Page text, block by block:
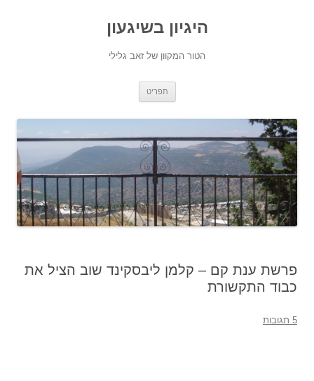
היגיון בשיגעון
הטור המקוון של זאב גלילי
תפריט
פרשת ענת קם – קלמן ליבסקינד שוב הציל את
כבוד התקשורת
5 תגובות